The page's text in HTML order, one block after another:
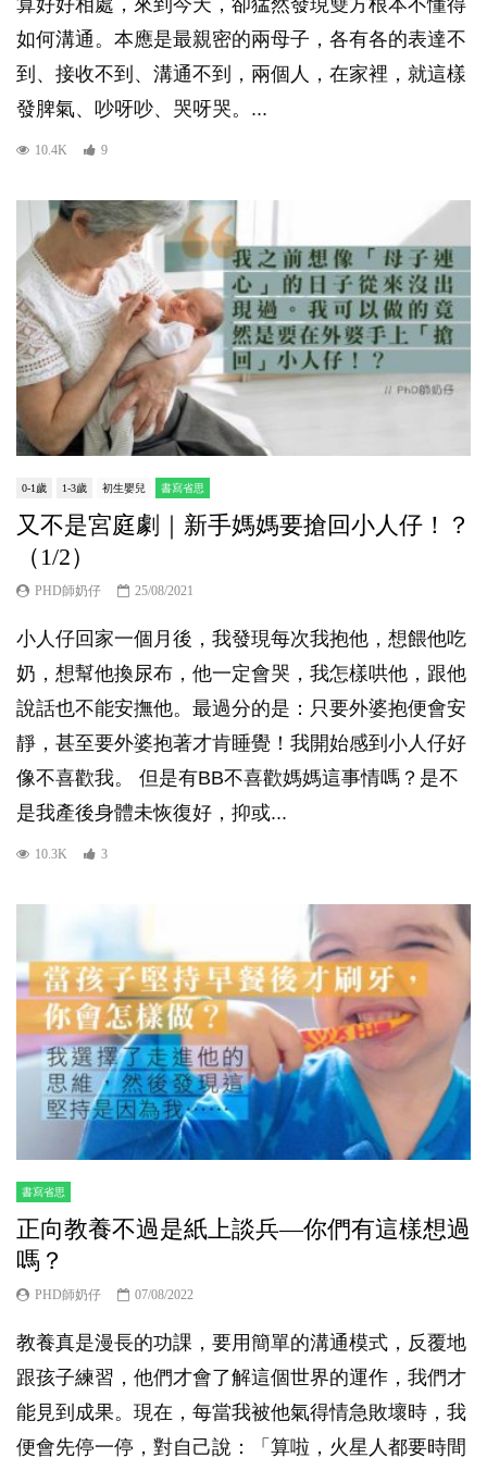
算好好相處，來到今天，卻猛然發現雙方根本不懂得
如何溝通。本應是最親密的兩母子，各有各的表達不
到、接收不到、溝通不到，兩個人，在家裡，就這樣
發脾氣、吵呀吵、哭呀哭。...
10.4K 9
0-1歲 1-3歲 初生嬰兒 書寫省思
又不是宮庭劇｜新手媽媽要搶回小人仔！？
（1/2）
PHD師奶仔 25/08/2021
小人仔回家一個月後，我發現每次我抱他，想餵他吃
奶，想幫他換尿布，他一定會哭，我怎樣哄他，跟他
說話也不能安撫他。最過分的是：只要外婆抱便會安
靜，甚至要外婆抱著才肯睡覺！我開始感到小人仔好
像不喜歡我。 但是有BB不喜歡媽媽這事情嗎？是不
是我產後身體未恢復好，抑或...
10.3K 3
書寫省思
正向教養不過是紙上談兵—你們有這樣想過
嗎？
PHD師奶仔 07/08/2022
教養真是漫長的功課，要用簡單的溝通模式，反覆地
跟孩子練習，他們才會了解這個世界的運作，我們才
能見到成果。現在，每當我被他氣得情急敗壞時，我
便會先停一停，對自己說：「算啦，火星人都要時間